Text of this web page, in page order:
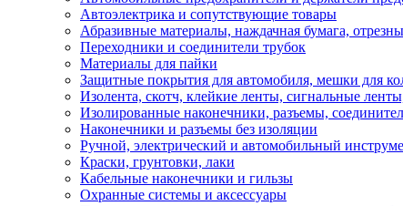
Автоэлектрика и сопутствующие товары
Абразивные материалы, наждачная бумага,
Переходники и соединители трубок
Материалы для пайки
Защитные покрытия для автомобиля, мешки для
Изолента, скотч, клейкие ленты, сигнальные
Изолированные наконечники, разъемы,
Наконечники и разъемы без изоляции
Ручной, электрический и автомобильный
Краски, грунтовки, лаки
Кабельные наконечники и гильзы
Охранные системы и аксессуары